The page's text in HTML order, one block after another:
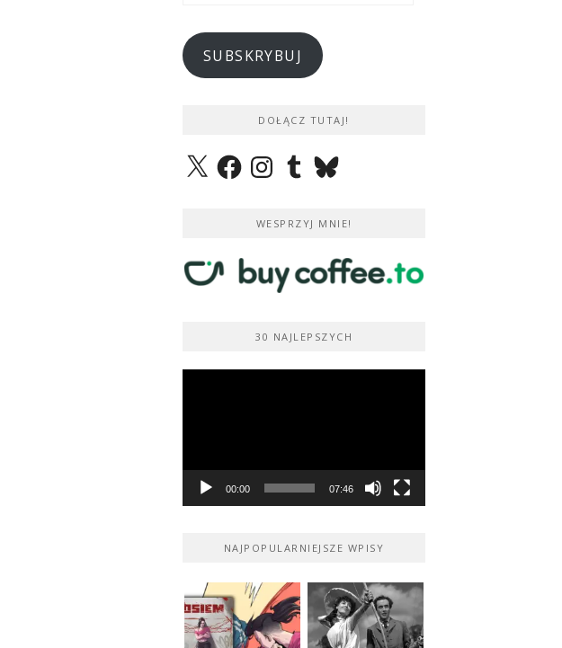
SUBSKRYBUJ
DOŁĄCZ TUTAJ!
X FacebookInstagramTumblrBluesky
WESPRZYJ MNIE!
30 NAJLEPSZYCH
00:00 07:46
NAJPOPULARNIEJSZE WPISY